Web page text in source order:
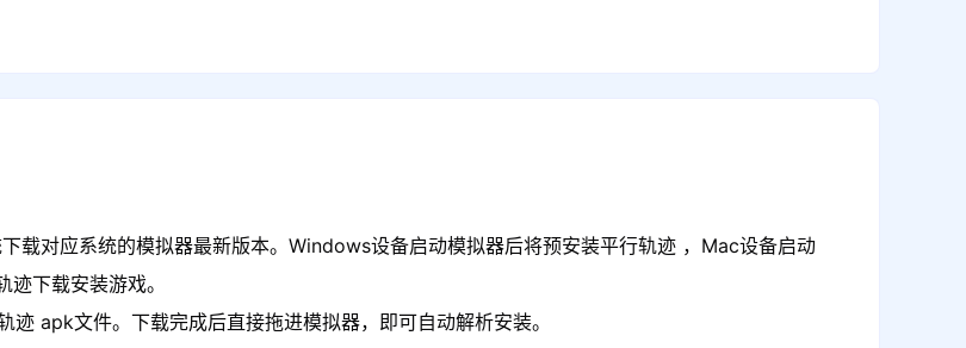
载对应系统的模拟器最新版本。Windows设备启动模拟器后将预安装平行轨迹 ，Mac设备启动
下载安装游戏。
apk文件。下载完成后直接拖进模拟器，即可自动解析安装。